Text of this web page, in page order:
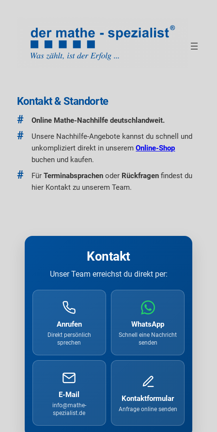
springen
Kontakt & Standorte
Online Mathe-Nachhilfe deutschlandweit.
Unsere Nachhilfe-Angebote kannst du schnell und
unkompliziert direkt in unseremOnline-Shop
buchen und kaufen.
FürTerminabsprachen oder Rückfragen findest du
hier Kontakt zu unserem Team.
Kontakt
Unser Team erreichst du direkt per:
Anrufen
Direkt persönlich
sprechen
WhatsApp
Schnell eine Nachricht
senden
E-Mail
info@mathe-
spezialist.de
Kontaktformular
Anfrage online senden